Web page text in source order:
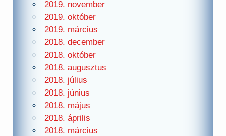
2019. november
2019. október
2019. március
2018. december
2018. október
2018. augusztus
2018. július
2018. június
2018. május
2018. április
2018. március